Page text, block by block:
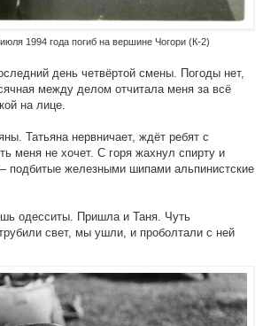
1994 года погиб на вершине Чогори (К-2)
день четвёртой смены. Погоды нет,
между делом отчитала меня за всё
на лице.
Татьяна нервничает, ждёт ребят с
меня не хочет. С горя жахнул спирту и
подбитые железными шипами альпинистские
одесситы. Пришла и Таня. Чуть
свет, мы ушли, и проболтали с ней